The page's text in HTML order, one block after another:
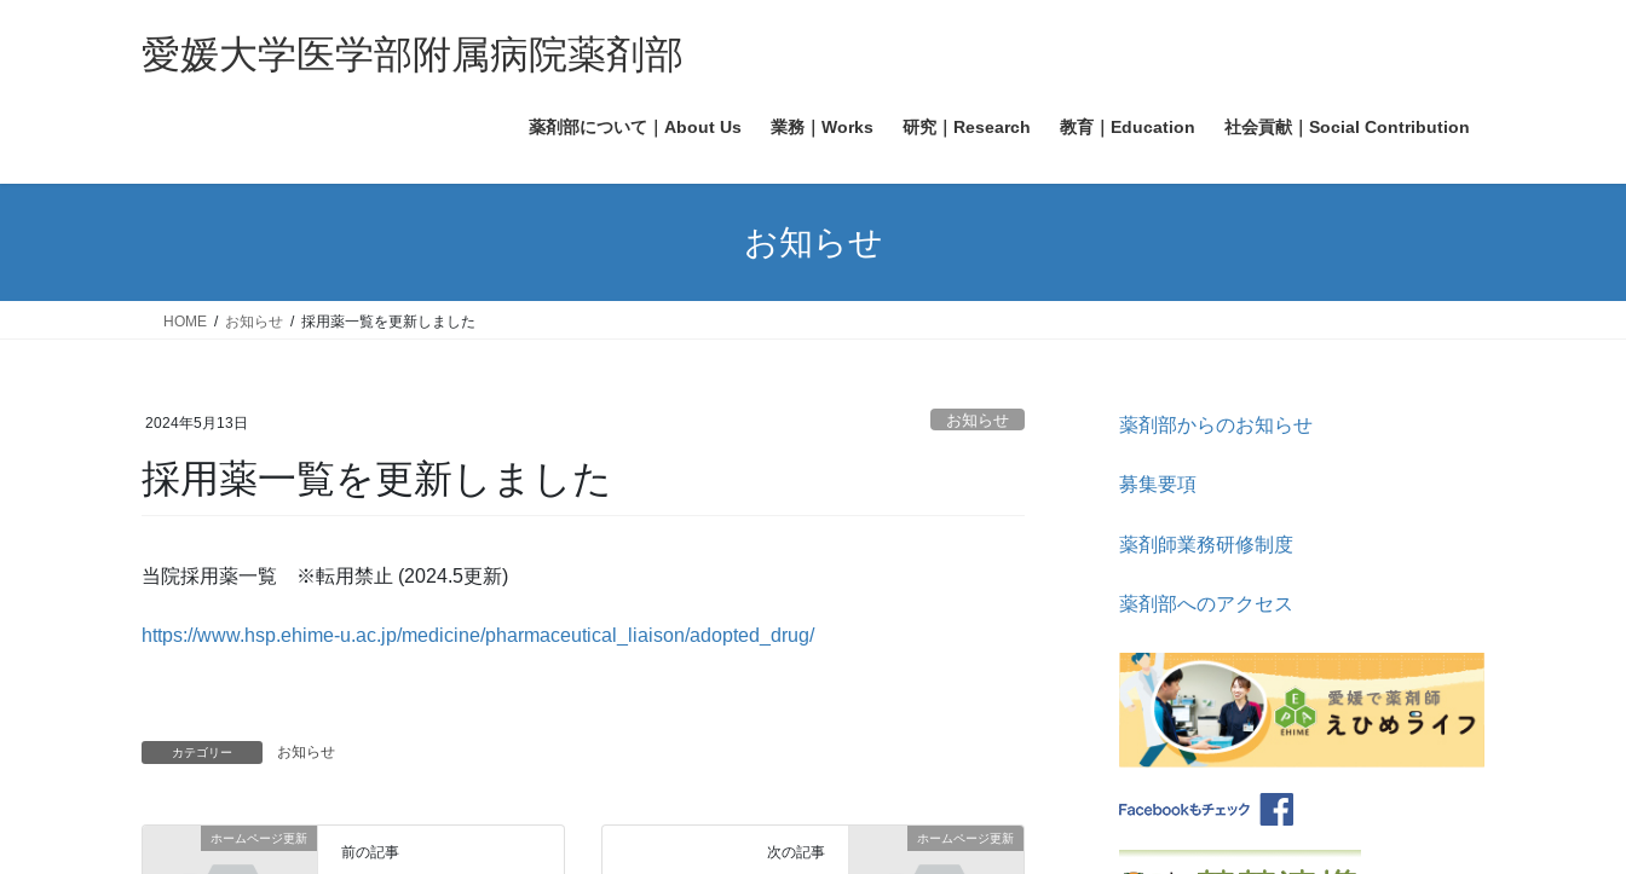
ス
ン
愛媛大学医学部附属病院薬剤部
薬剤部について｜About Us 業務｜Works 研究｜Research 教育｜Education 社会貢献｜Social Contribution
お知らせ
HOME お知らせ 採用薬一覧を更新しました
2024年5月13日 お知らせ
採用薬一覧を更新しました
当院採用薬一覧 ※転用禁止 (2024.5更新)
https://www.hsp.ehime-u.ac.jp/medicine/pharmaceutical_liaison/adopted_drug/
カテゴリー お知らせ
ホームページ更新
前の記事
ホームページ更新
次の記事
薬剤部からのお知らせ
募集要項
薬剤師業務研修制度
薬剤部へのアクセス